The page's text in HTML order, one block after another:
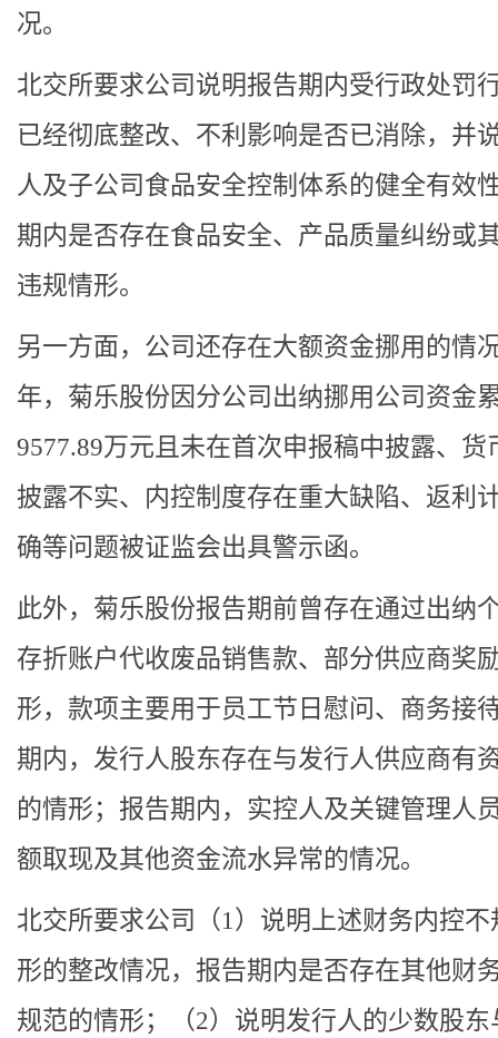
况。
北交所要求公司说明报告期内受行政处罚
已经彻底整改、不利影响是否已消除，并
人及子公司食品安全控制体系的健全有效
期内是否存在食品安全、产品质量纠纷或
违规情形。
另一方面，公司还存在大额资金挪用的情
年，菊乐股份因分公司出纳挪用公司资金
9577.89万元且未在首次申报稿中披露、货
披露不实、内控制度存在重大缺陷、返利
确等问题被证监会出具警示函。
此外，菊乐股份报告期前曾存在通过出纳
存折账户代收废品销售款、部分供应商奖
形，款项主要用于员工节日慰问、商务接
期内，发行人股东存在与发行人供应商有
的情形；报告期内，实控人及关键管理人
额取现及其他资金流水异常的情况。
北交所要求公司（1）说明上述财务内控不
形的整改情况，报告期内是否存在其他财
规范的情形；（2）说明发行人的少数股东